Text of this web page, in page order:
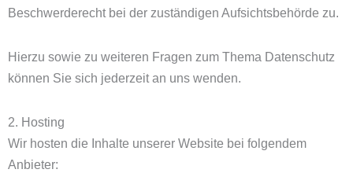
Beschwerderecht bei der zuständigen Aufsichtsbehörde zu.
Hierzu sowie zu weiteren Fragen zum Thema Datenschutz
können Sie sich jederzeit an uns wenden.
2. Hosting
Wir hosten die Inhalte unserer Website bei folgendem
Anbieter: